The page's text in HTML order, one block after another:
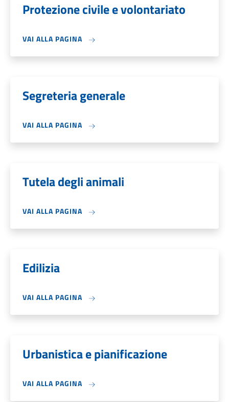
Protezione civile e volontariato
VAI ALLA PAGINA
Segreteria generale
VAI ALLA PAGINA
Tutela degli animali
VAI ALLA PAGINA
Edilizia
VAI ALLA PAGINA
Urbanistica e pianificazione
VAI ALLA PAGINA